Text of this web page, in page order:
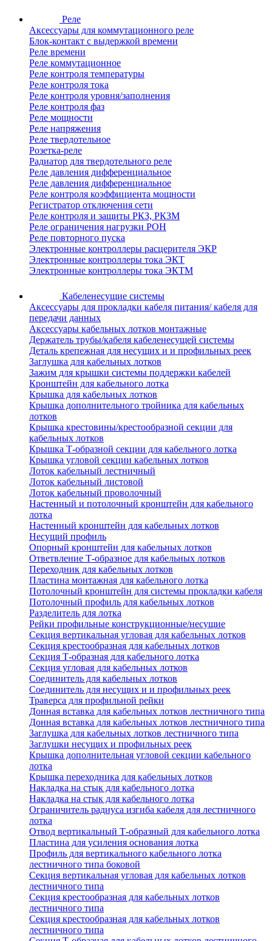
Реле
Аксессуары для коммутационного реле
Блок-контакт с выдержкой времени
Реле времени
Реле коммутационное
Реле контроля температуры
Реле контроля тока
Реле контроля уровня/заполнения
Реле контроля фаз
Реле мощности
Реле напряжения
Реле твердотельное
Розетка-реле
Радиатор для твердотельного реле
Реле давления дифференциальное
Реле давления дифференциальное
Реле контроля коэффициента мощности
Регистратор отключения сети
Реле контроля и защиты РКЗ, РКЗМ
Реле ограничения нагрузки РОН
Реле повторного пуска
Электронные контроллеры расцерителя ЭКР
Электронные контроллеры тока ЭКТ
Электронные контроллеры тока ЭКТМ
Кабеленесущие системы
Аксессуары для прокладки кабеля питания/ кабеля для
передачи данных
Аксессуары кабельных лотков монтажные
Держатель трубы/кабеля кабеленесущей системы
Деталь крепежная для несущих и и профильных реек
Заглушка для кабельных лотков
Зажим для крышки системы поддержки кабелей
Кронштейн для кабельного лотка
Крышка для кабельных лотков
Крышка дополнительного тройника для кабельных
лотков
Крышка крестовины/крестообразной секции для
кабельных лотков
Крышка Т-образной секции для кабельного лотка
Крышка угловой секции кабельных лотков
Лоток кабельный лестничный
Лоток кабельный листовой
Лоток кабельный проволочный
Настенный и потолочный кронштейн для кабельного
лотка
Настенный кронштейн для кабельных лотков
Несущий профиль
Опорный кронштейн для кабельных лотков
Ответвление Т-образное для кабельных лотков
Переходник для кабельных лотков
Пластина монтажная для кабельного лотка
Потолочный кронштейн для системы прокладки кабеля
Потолочный профиль для кабельных лотков
Разделитель для лотка
Рейки профильные конструкционные/несущие
Секция вертикальная угловая для кабельных лотков
Секция крестообразная для кабельных лотков
Секция Т-образная для кабельного лотка
Секция угловая для кабельных лотков
Соединитель для кабельных лотков
Соединитель для несущих и и профильных реек
Траверса для профильной рейки
Донная вставка для кабельных лотков лестничного типа
Донная вставка для кабельных лотков лестничного типа
Заглушка для кабельных лотков лестничного типа
Заглушки несущих и профильных реек
Крышка дополнительная угловой секции кабельного
лотка
Крышка переходника для кабельных лотков
Накладка на стык для кабельного лотка
Накладка на стык для кабельного лотка
Ограничитель радиуса изгиба кабеля для лестничного
лотка
Отвод вертикальный Т-образный для кабельного лотка
Пластина для усиления основания лотка
Профиль для вертикального кабельного лотка
лестничного типа боковой
Секция вертикальная угловая для кабельных лотков
лестничного типа
Секция крестообразная для кабельных лотков
лестничного типа
Секция крестообразная для кабельных лотков
лестничного типа